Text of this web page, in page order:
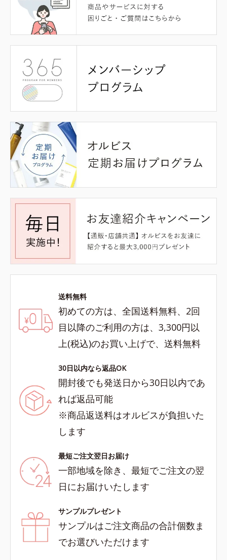
送料無料
初めての方は、全国送料無料、2回
目以降のご利用の方は、3,300円以
上(税込)のお買い上げで、送料無料
30日以内なら返品OK
開封後でも発送日から30日以内であ
れば返品可能
※商品返送料はオルビスが負担いた
します
最短ご注文翌日お届け
一部地域を除き、最短でご注文の翌
日にお届けいたします
サンプルプレゼント
サンプルはご注文商品の合計個数ま
でお選びいただけます